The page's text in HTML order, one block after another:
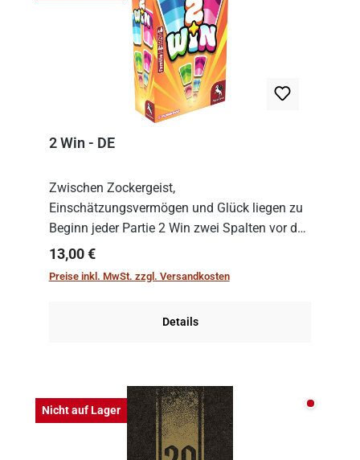
2 Win - DE
Zwischen Zockergeist,
Einschätzungsvermögen und Glück liegen zu
Beginn jeder Partie 2 Win zwei Spalten vor den
Spielenden aus, die es in die Höhe zu treiben
gilt. Doch das geht natürlich nur, solange man
Regulärer Preis:
13,00 €
Preise inkl. MwSt. zzgl. Versandkosten
Details
Nicht auf Lager Nicht